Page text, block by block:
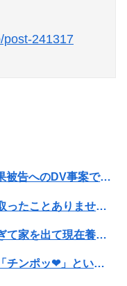
post-241317
元EXILE・黒木啓司、妻・宮崎麗果被告へのDV事案で逮捕されていた 宮崎は全身打撲、頭部裂傷及び打撲、頸部損傷の怪我
ジャンポケ斎藤「性行為の許諾は取ったことありません」
高校３年生の女です。家が嫌いすぎて家を出て現在養護施設で暮らしています
【動画】福岡の電車、複数の駅で「チンポッ❤」というアナウンスが流れ大騒ぎwwwwwwwww